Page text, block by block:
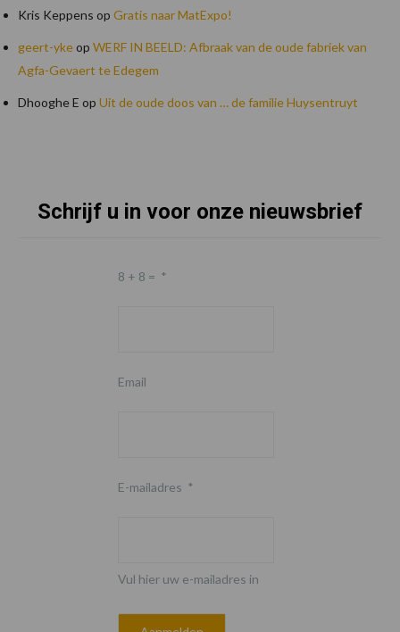
Kris Keppens op Gratis naar MatExpo!
geert-ykeop WERF IN BEELD: Afbraak van de oude fabriek van
Agfa-Gevaert te Edegem
Dhooghe E op Uit de oude doos van … de familie Huysentruyt
FooterSchrijf u in voor onze nieuwsbrief
8 + 8 = *
Email
E-mailadres *
Vul hier uw e-mailadres in